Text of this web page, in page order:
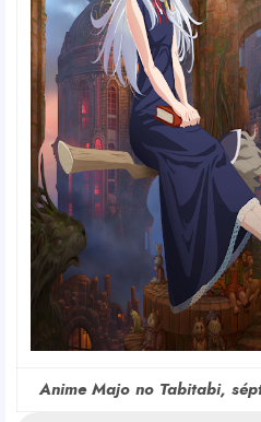
Anime Majo no Tabitabi,